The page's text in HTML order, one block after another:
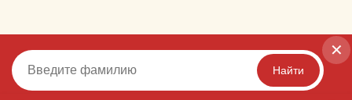
✕
Найти